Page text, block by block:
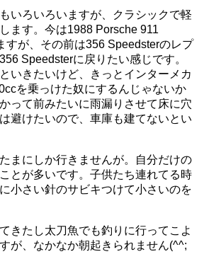
いろいろいますが、クラシックで軽
ます。今は1988 Porsche 911
すが、その前は356 Speedsterのレプ
Speedsterに戻りたい感じです。
いきたいけど、きっとインターメカ
を乗っけた奴にするんじゃないか
って前みたいに雨漏りさせて床に穴
避けたいので、車庫も建てないとい
まにしか行きませんが。自分だけの
とが多いです。子供たち連れてる時
小さい針のサビキつけて小さいのを
きたし太刀魚でも釣りに行ってこよ
が、なかなか朝起きられません(^^;